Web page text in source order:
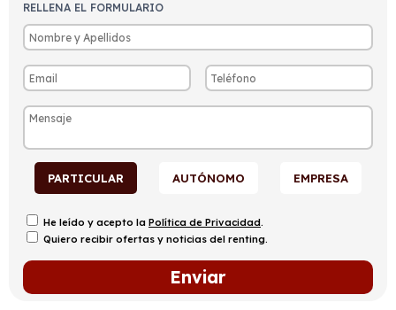
RELLENA EL FORMULARIO
PARTICULAR AUTÓNOMO EMPRESA
He leído y acepto la Política de Privacidad.
Quiero recibir ofertas y noticias del renting.